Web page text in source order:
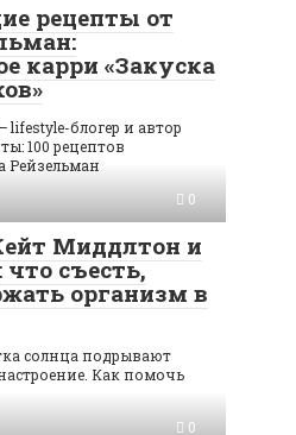
рецепты от
карри «Закуска
lifestyle-блогер и автор
100 рецептов
Рейзельман
0
Миддлтон и
съесть,
организм в
солнца подрывают
Как помочь
0